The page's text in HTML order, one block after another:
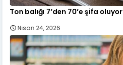
Ton balığı 7’den 70’e şifa oluyor
Nisan 24, 2026